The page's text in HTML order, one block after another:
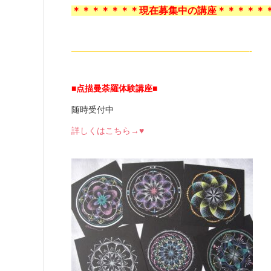
＊＊＊＊＊＊＊現在募集中の講座＊＊＊＊＊
—————————————————————-
■点描曼荼羅体験講座■
随時受付中
詳しくはこちら→♥